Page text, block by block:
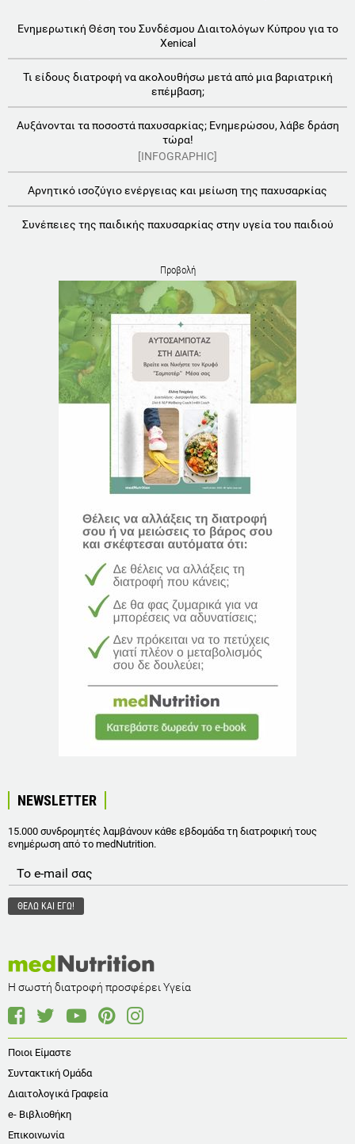
Eνημερωτική Θέση του Συνδέσμου Διαιτολόγων Κύπρου για το
Xenical
Τι είδους διατροφή να ακολουθήσω μετά από μια βαριατρική
επέμβαση;
Αυξάνονται τα ποσοστά παχυσαρκίας; Ενημερώσου, λάβε δράση
τώρα!
[INFOGRAPHIC]
Aρνητικό ισοζύγιο ενέργειας και μείωση της παχυσαρκίας
Συνέπειες της παιδικής παχυσαρκίας στην υγεία του παιδιού
Προβολή
NEWSLETTER
15.000 συνδρομητές λαμβάνουν κάθε εβδομάδα τη διατροφική τους
ενημέρωση από το medNutrition.
Η σωστή διατροφή προσφέρει Υγεία
Ποιοι Είμαστε
Συντακτική Ομάδα
Διαιτολογικά Γραφεία
e- Βιβλιοθήκη
Επικοινωνία